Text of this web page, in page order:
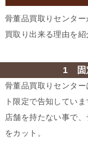
骨董品買取りセンタ
買取り出来る理由を紹
1 固
骨董品買取りセンタ
ト限定で告知していま
店舗を持たない事で
をカット。